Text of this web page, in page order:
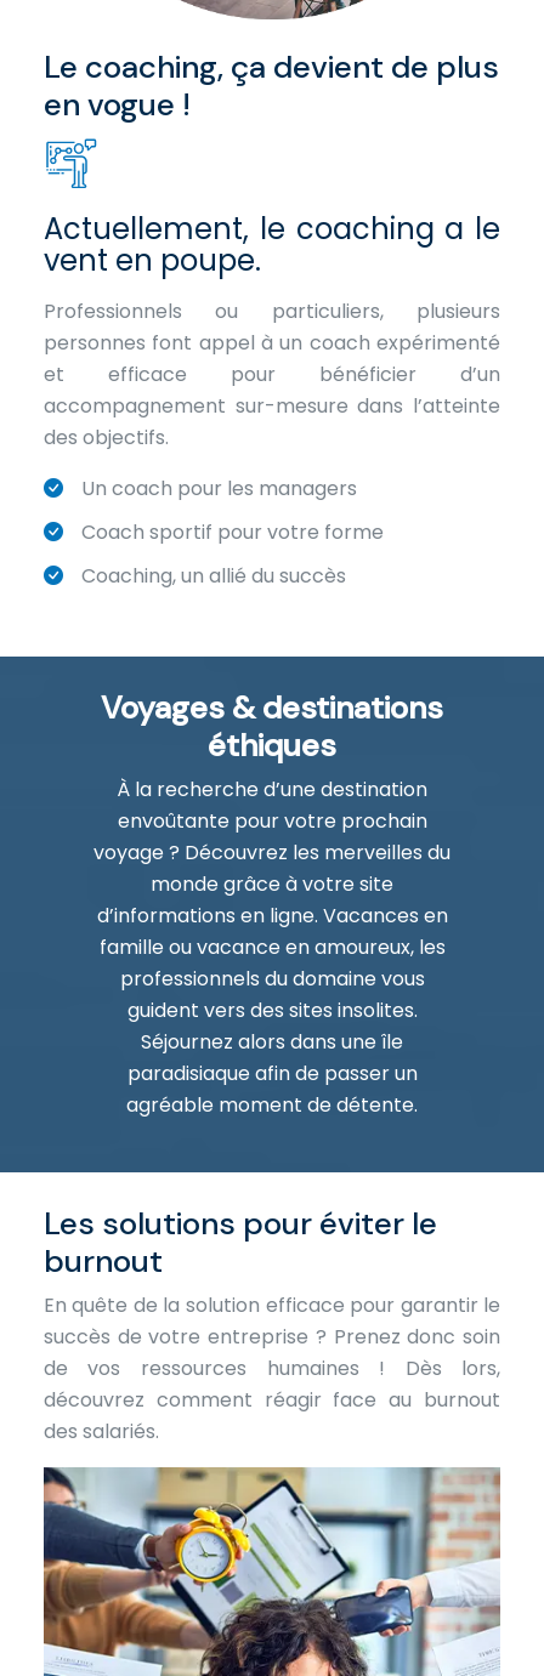
Le coaching, ça devient de plus
en vogue !
Actuellement, le coaching a le
vent en poupe.
Professionnels ou particuliers, plusieurs
personnes font appel à un coach expérimenté
et efficace pour bénéficier d’un
accompagnement sur-mesure dans l’atteinte
des objectifs.
Un coach pour les managers
Coach sportif pour votre forme
Coaching, un allié du succès
Voyages & destinations
éthiques
À la recherche d’une destination
envoûtante pour votre prochain
voyage ? Découvrez les merveilles du
monde grâce à votre site
d’informations en ligne. Vacances en
famille ou vacance en amoureux, les
professionnels du domaine vous
guident vers des sites insolites.
Séjournez alors dans une île
paradisiaque afin de passer un
agréable moment de détente.
Les solutions pour éviter le
burnout
En quête de la solution efficace pour garantir le
succès de votre entreprise ? Prenez donc soin
de vos ressources humaines ! Dès lors,
découvrez comment réagir face au burnout
des salariés.